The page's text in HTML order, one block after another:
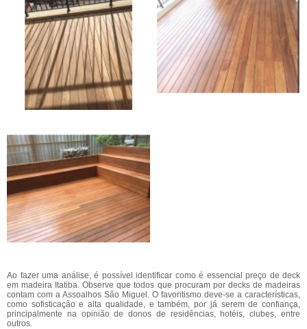
Ao fazer uma análise, é possível identificar como é essencial preço de deck
em madeira Itatiba. Observe que todos que procuram por decks de madeiras
contam com a Assoalhos São Miguel. O favoritismo deve-se a características,
como sofisticação e alta qualidade, e também, por já serem de confiança,
principalmente na opinião de donos de residências, hotéis, clubes, entre
outros.